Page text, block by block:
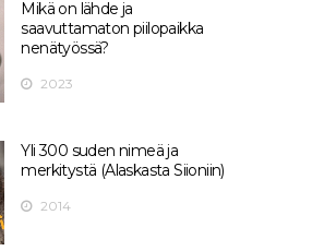
Mikä on lähde ja
saavuttamaton piilopaikka
nenätyössä?
2023
Yli 300 suden nimeä ja
merkitystä (Alaskasta Siioniin)
2014